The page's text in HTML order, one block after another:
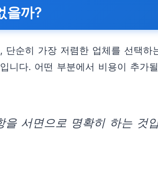
을까?
순히 가장 저렴한 업체를 선택
니다. 어떤 부분에서 비용이 추
서면으로 명확히 하는